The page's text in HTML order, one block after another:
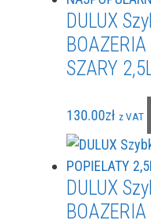
DULUX
SZARY
130.00zł z VAT
DULUX